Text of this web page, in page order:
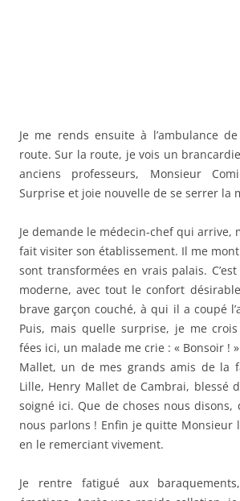
Je me rends ensuite à l’ambulance
route. Sur la route, je vois un
anciens professeurs, Monsieur
Surprise et joie nouvelle de se serrer la
Je demande le médecin-chef qui arrive,
fait visiter son établissement. Il me
sont transformées en vrais palais.
moderne, avec tout le confort
brave garçon couché, à qui il a coupé
Puis, mais quelle surprise, je me
fées ici, un malade me crie : « Bonsoir !
Mallet, un de mes grands amis de la
Lille, Henry Mallet de Cambrai, blessé
soigné ici. Que de choses nous disons,
nous parlons ! Enfin je quitte Monsieur
en le remerciant vivement.
Je rentre fatigué aux